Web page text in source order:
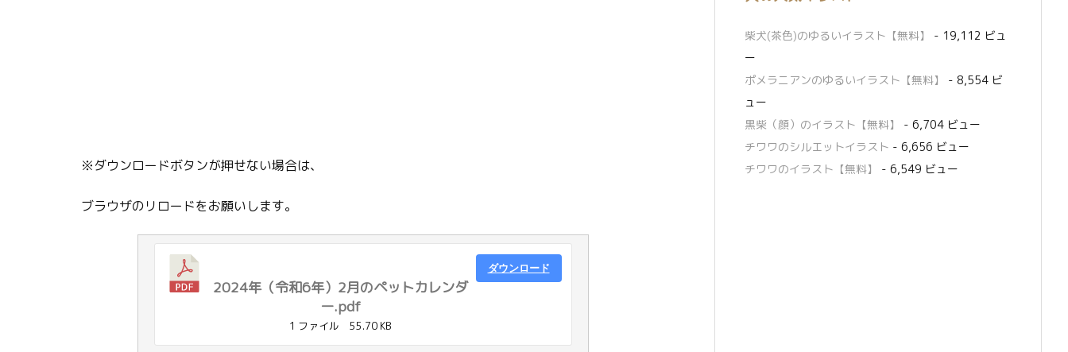
※ダウンロードボタンが押せない場合は、
ブラウザのリロードをお願いします。
2024年（令和6年）2月のペットカレンダ
ー.pdf
1 ファイル 55.70 KB
ダウンロード
柴犬(茶色)のゆるいイラスト【無料】
- 19,112 ビュ
ー
ポメラニアンのゆるいイラスト【無料】
- 8,554 ビ
ュー
黒柴（顔）のイラスト【無料】
- 6,704 ビュー
チワワのシルエットイラスト - 6,656 ビュー
チワワのイラスト【無料】
- 6,549 ビュー